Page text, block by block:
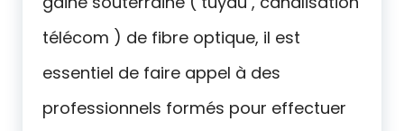
télécom ) de fibre optique, il est
essentiel de faire appel à des
professionnels formés pour effectuer